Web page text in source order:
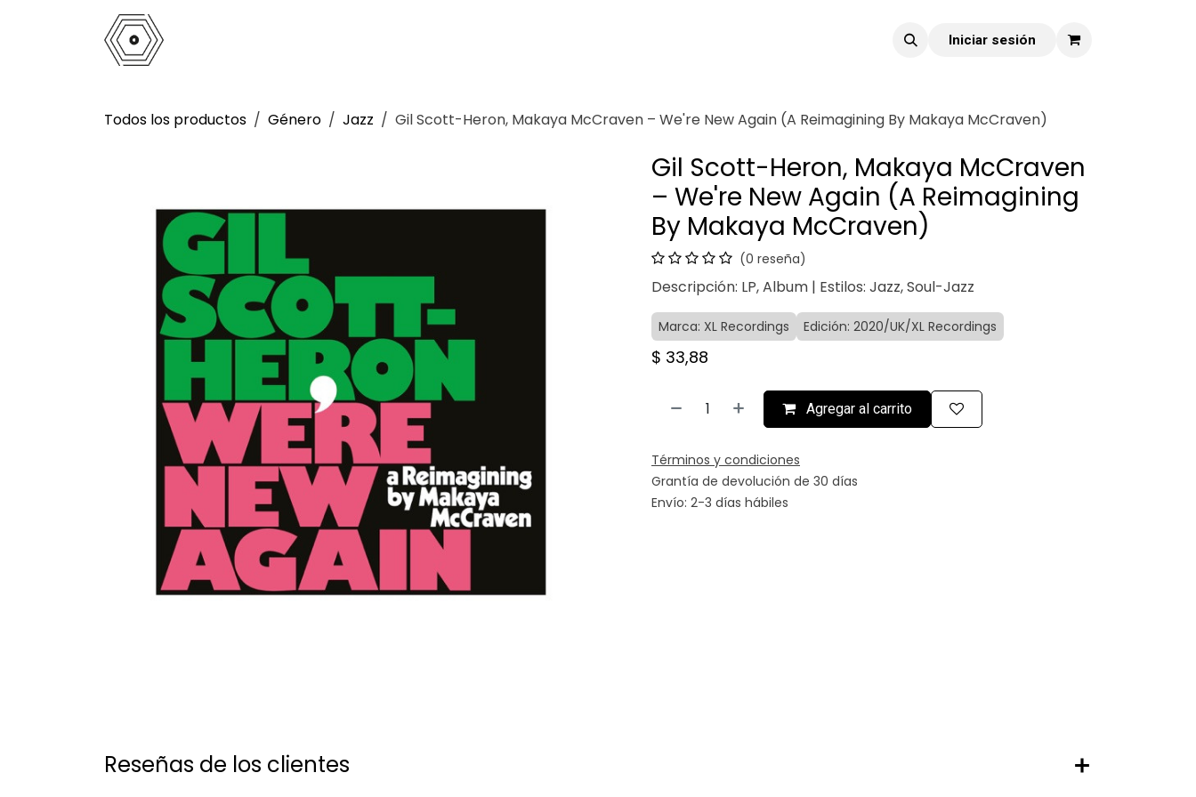
Iniciar sesión
Todos los productos Género Jazz Gil Scott-Heron, Makaya McCraven – We're New Again (A Reimagining By Makaya McCraven)
Gil Scott-Heron, Makaya McCraven
– We're New Again (A Reimagining
By Makaya McCraven)
(0 reseña)
Descripción: LP, Album | Estilos: Jazz, Soul-Jazz
Marca: XL Recordings Edición: 2020/UK/XL Recordings
$ 33,88
Agregar al carrito
Términos y condiciones
Grantía de devolución de 30 días
Envío: 2-3 días hábiles
Reseñas de los clientes